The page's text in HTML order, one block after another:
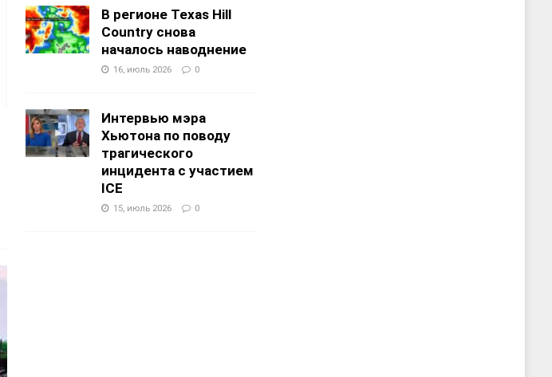
В регионе Texas Hill
Country снова
началось наводнение
16, июль 2026 0
Интервью мэра
Хьютона по поводу
трагического
инцидента с участием
ICE
15, июль 2026 0